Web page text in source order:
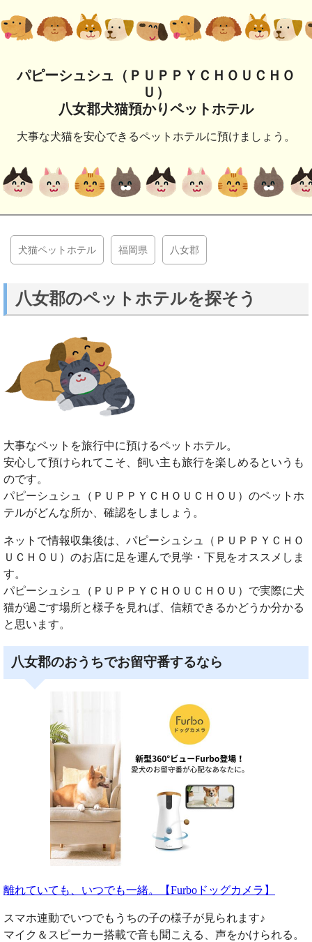
パピーシュシュ（ＰＵＰＰＹＣＨＯＵＣＨＯ
Ｕ）
八女郡犬猫預かりペットホテル
大事な犬猫を安心できるペットホテルに預けましょう。
犬猫ペットホテル 福岡県 八女郡
八女郡のペットホテルを探そう
大事なペットを旅行中に預けるペットホテル。
安心して預けられてこそ、飼い主も旅行を楽しめるというも
のです。
パピーシュシュ（ＰＵＰＰＹＣＨＯＵＣＨＯＵ）のペットホ
テルがどんな所か、確認をしましょう。
ネットで情報収集後は、パピーシュシュ（ＰＵＰＰＹＣＨＯ
ＵＣＨＯＵ）のお店に足を運んで見学・下見をオススメしま
す。
パピーシュシュ（ＰＵＰＰＹＣＨＯＵＣＨＯＵ）で実際に犬
猫が過ごす場所と様子を見れば、信頼できるかどうか分かる
と思います。
八女郡のおうちでお留守番するなら
離れていても、いつでも一緒。【Furboドッグカメラ】
スマホ連動でいつでもうちの子の様子が見られます♪
マイク＆スピーカー搭載で音も聞こえる、声をかけられる。